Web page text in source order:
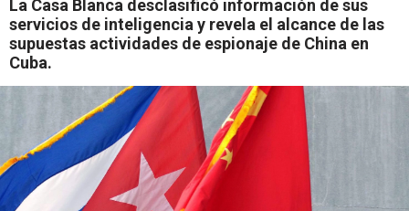
q
d
La Casa Blanca desclasificó información de sus
servicios de inteligencia y revela el alcance de las
supuestas actividades de espionaje de China en
Cuba.